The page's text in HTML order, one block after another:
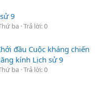
9
ba Trả lời: 0
đầu Cuộc kháng chiến
kính Lịch sử 9
ba Trả lời: 0